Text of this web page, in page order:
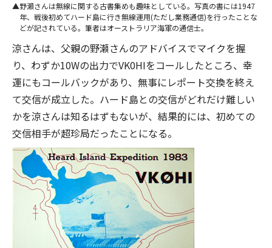
野瀬さんは無線に関する古書集めも趣味としている。写真の書には1947
年、戦後初めてハード島に行き無線運用(ただし業務通信)を行ったことな
どが記されている。筆者はオーストラリア海軍の通信士。
涼さんは、父親の野瀬さんのアドバイスでマイクを握
り、わずか10Wの出力でVK0HIをコールしたところ、幸
運にもコールバックがあり、無事にレポート交換を終え
て交信が成立した。ハード島との交信がどれだけ難しい
かを涼さんは知るはずもないが、結果的には、初めての
交信相手が超珍局だったことになる。